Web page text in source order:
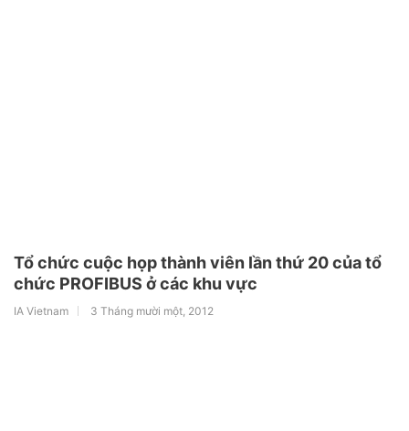
Tổ chức cuộc họp thành viên lần thứ 20 của tổ
chức PROFIBUS ở các khu vực
IA Vietnam 3 Tháng mười một, 2012